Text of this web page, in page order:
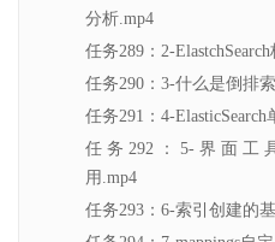
分析.mp4
任务289：2-
任务290：3-什么是倒排
任务291：4-
任务292：5-界面工具
用.mp4
任务293：6-索引创建的